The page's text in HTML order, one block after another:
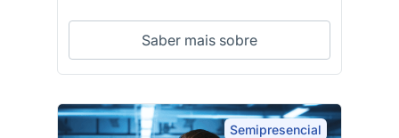
Saber mais sobre
Semipresencial